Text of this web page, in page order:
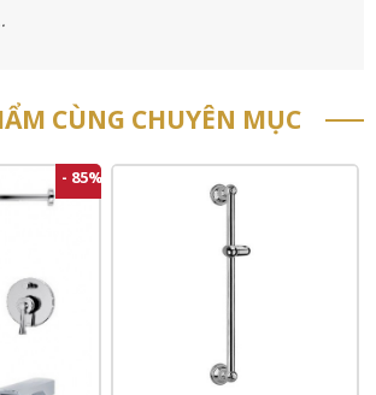
CÙNG CHUYÊN MỤC
- 85%